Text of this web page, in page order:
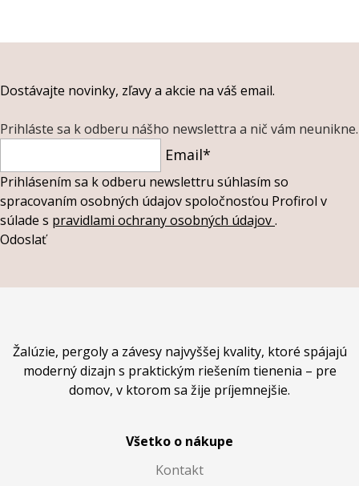
Dostávajte novinky, zľavy a akcie na váš email.
Prihláste sa k odberu nášho newslettra a nič vám neunikne.
Email*
Prihlásením sa k odberu newslettru súhlasím so
spracovaním osobných údajov spoločnosťou Profirol v
súlade s pravidlami ochrany osobných údajov.
Odoslať
Žalúzie, pergoly a závesy najvyššej kvality, ktoré spájajú
moderný dizajn s praktickým riešením tienenia – pre
domov, v ktorom sa žije príjemnejšie.
Všetko o nákupe
Kontakt